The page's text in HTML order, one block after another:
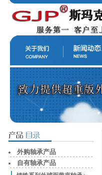
外购轴承产品
自有轴承产品